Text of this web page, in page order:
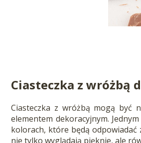
Ciasteczka z wróżbą
Ciasteczka z wróżbą mogą być
elementem dekoracyjnym.
kolorach, które będą odpowiadać
nie tylko wyglądają pięknie, ale